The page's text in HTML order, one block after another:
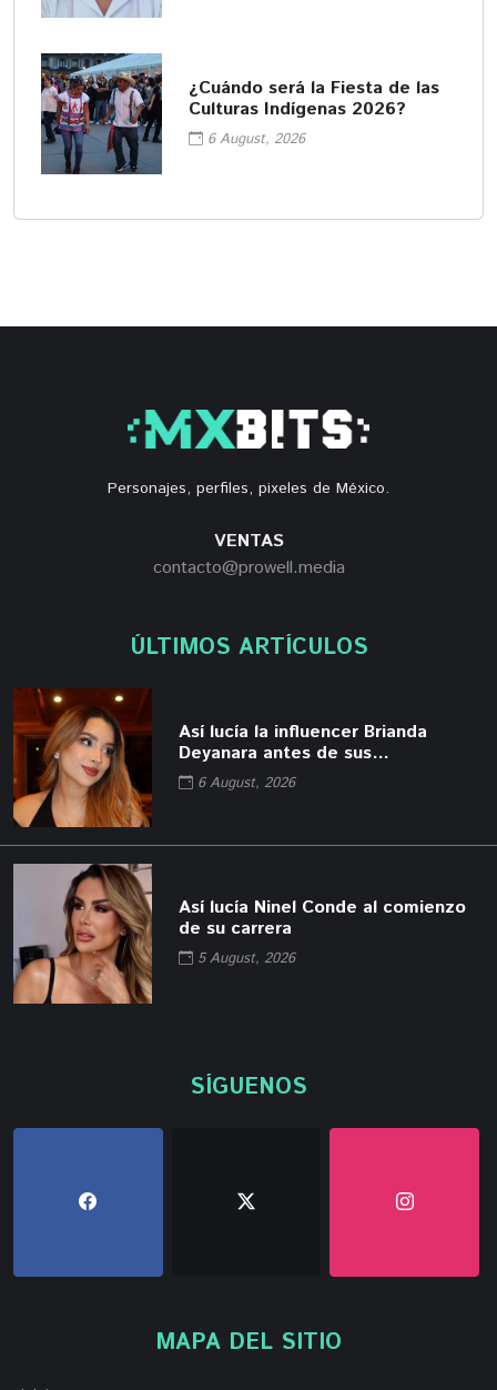
¿Cuándo será la Fiesta de las
Culturas Indígenas 2026?
6 August, 2026
Personajes, perfiles, pixeles de México.
VENTAS
contacto@prowell.media
ÚLTIMOS ARTÍCULOS
Así lucía la influencer Brianda
Deyanara antes de sus
procedimientos cosméticos
6 August, 2026
Así lucía Ninel Conde al comienzo
de su carrera
5 August, 2026
SÍGUENOS
MAPA DEL SITIO